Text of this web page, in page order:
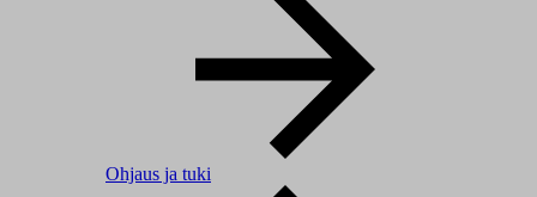
Ohjaus ja tuki